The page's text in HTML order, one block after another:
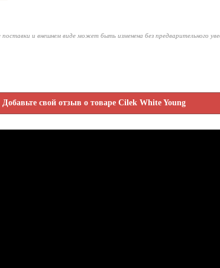
и внешнем виде может быть изменена без предварительного
Добавьте свой отзыв о товаре Cilek White Young